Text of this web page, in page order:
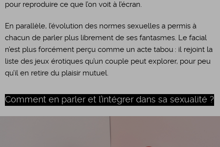
pour reproduire ce que l’on voit à l’écran.
En parallèle, l’évolution des normes sexuelles a permis à
chacun de parler plus librement de ses fantasmes. Le facial
n’est plus forcément perçu comme un acte tabou : il rejoint la
liste des jeux érotiques qu’un couple peut explorer, pour peu
qu’il en retire du plaisir mutuel.
Comment en parler et l’intégrer dans sa sexualité ?